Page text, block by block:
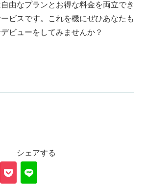
由なプランとお得な料金を両立でき
ビスです。これを機にぜひあなたも
ビューをしてみませんか？
シェアする